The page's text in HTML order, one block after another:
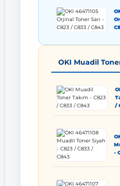
OKI Muadil
/
-